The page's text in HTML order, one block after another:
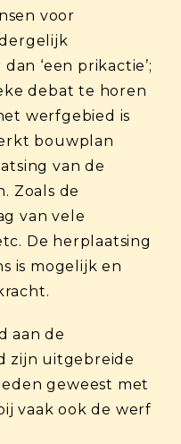
voor
‘een prikactie’;
debat te horen
werfgebied is
bouwplan
van de
Zoals de
van vele
De herplaatsing
is mogelijk en
aan de
zijn uitgebreide
geweest met
vaak ook de werf